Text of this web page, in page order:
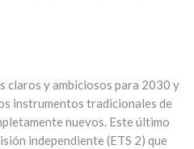
y ambiciosos para 2030 y
instrumentos tradicionales de
nuevos. Este último
independiente (ETS 2) que